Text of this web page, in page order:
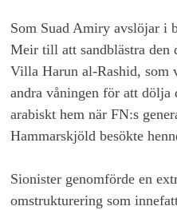
Som Suad Amiry avslöjar i
Meir till att sandblästra den
Villa Harun al-Rashid, som
andra våningen för att
arabiskt hem när FN:s
Hammarskjöld besökte
Sionister genomförde en
omstrukturering som